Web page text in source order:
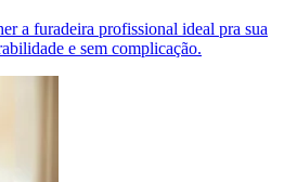
a furadeira profissional ideal pra sua
e sem complicação.